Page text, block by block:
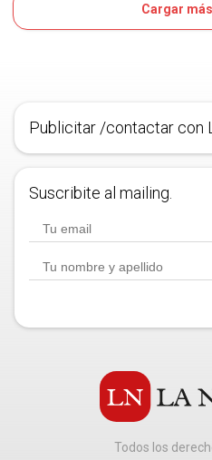
Cargar
Publicitar /contactar con
Suscribite al mailing.
Todos los